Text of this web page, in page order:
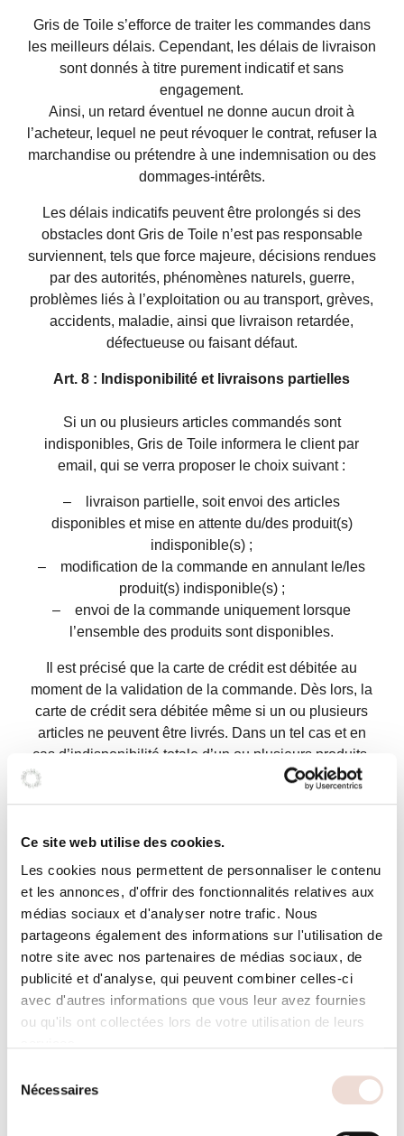
Ce site web utilise des cookies.
Les cookies nous permettent de personnaliser le contenu
et les annonces, d'offrir des fonctionnalités relatives aux
médias sociaux et d'analyser notre trafic. Nous
partageons également des informations sur l'utilisation de
notre site avec nos partenaires de médias sociaux, de
publicité et d'analyse, qui peuvent combiner celles-ci
avec d'autres informations que vous leur avez fournies
ou qu'ils ont collectées lors de votre utilisation de leurs
Nécessaires
Accueil
Blog
Gris de Toile s’efforce de traiter les commandes dans
les meilleurs délais. Cependant, les délais de livraison
sont donnés à titre purement indicatif et sans
engagement.
Ainsi, un retard éventuel ne donne aucun droit à
l’acheteur, lequel ne peut révoquer le contrat, refuser la
marchandise ou prétendre à une indemnisation ou des
dommages-intérêts.
Les délais indicatifs peuvent être prolongés si des
obstacles dont Gris de Toile n’est pas responsable
surviennent, tels que force majeure, décisions rendues
par des autorités, phénomènes naturels, guerre,
problèmes liés à l’exploitation ou au transport, grèves,
accidents, maladie, ainsi que livraison retardée,
défectueuse ou faisant défaut.
Art. 8 : Indisponibilité et livraisons partielles
Si un ou plusieurs articles commandés sont
indisponibles, Gris de Toile informera le client par
email, qui se verra proposer le choix suivant :
– livraison partielle, soit envoi des articles
disponibles et mise en attente du/des produit(s)
indisponible(s) ;
– modification de la commande en annulant le/les
produit(s) indisponible(s) ;
– envoi de la commande uniquement lorsque
l’ensemble des produits sont disponibles.
Il est précisé que la carte de crédit est débitée au
moment de la validation de la commande. Dès lors, la
carte de crédit sera débitée même si un ou plusieurs
articles ne peuvent être livrés. Dans un tel cas et en
cas d’indisponibilité totale d’un ou plusieurs produits,
les montants y afférents seront remboursés. Si
intégralement remboursés.
Il est en outre précisé qu’en cas d’indisponibilité
temporaire ou définitive d’un ou plusieurs produits,
aucune indemnité ni dommages-intérêts ne sont dus
par Gris de Toile.
Art. 9 : Garanties
Gris de Toile garantit uniquement que les produits
expressément exclue par Gris de Toile.